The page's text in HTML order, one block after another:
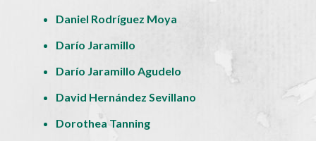
Daniel Rodríguez Moya
Darío Jaramillo
Darío Jaramillo Agudelo
David Hernández Sevillano
Dorothea Tanning